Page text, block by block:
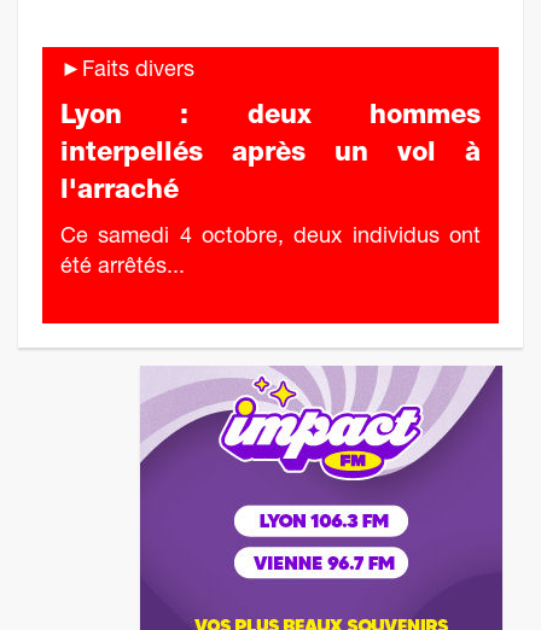
►Faits divers
Lyon : deux hommes
interpellés après un vol à
l'arraché
Ce samedi 4 octobre, deux individus ont
été arrêtés...